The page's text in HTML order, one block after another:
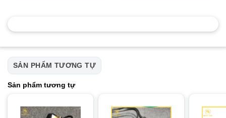
SẢN PHẨM TƯƠNG TỰ
Sản phẩm tương tự